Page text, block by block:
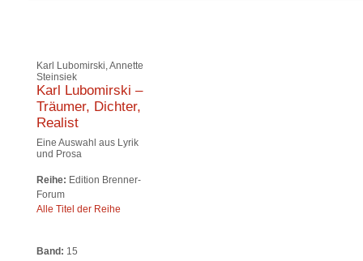
Karl Lubomirski, Annette
Steinsiek
Karl Lubomirski –
Träumer, Dichter,
Realist
Eine Auswahl aus Lyrik
und Prosa
Reihe: Edition Brenner-
Forum
Alle Titel der Reihe
Band: 15